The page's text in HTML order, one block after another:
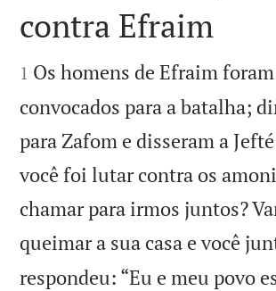

contra Efraim

1 Os homens de Efraim foram
convocados para a batalha;
para Zafom e disseram a
você foi lutar contra os
chamar para irmos juntos?
queimar a sua casa e você
respondeu: “Eu e meu povo